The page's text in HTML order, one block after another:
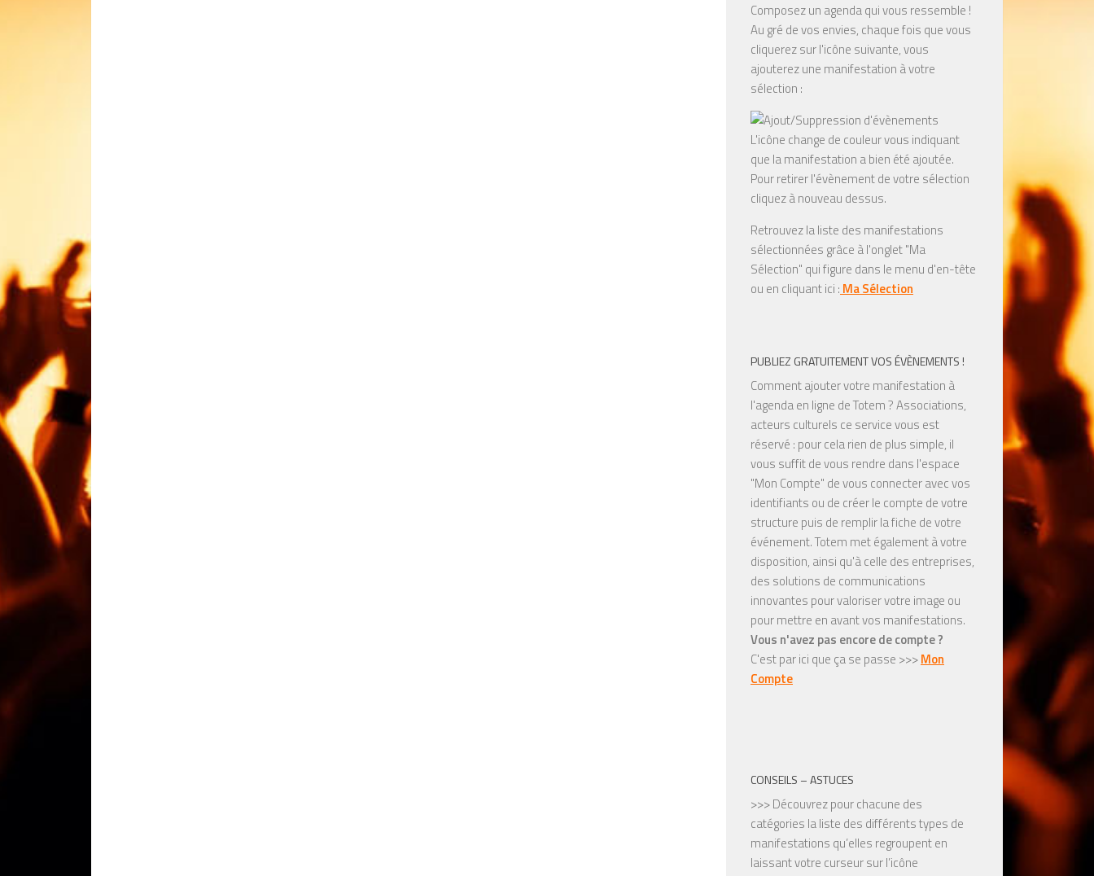
Composez un agenda qui vous ressemble !
Au gré de vos envies, chaque fois que vous
cliquerez sur l'icône suivante, vous
ajouterez une manifestation à votre
sélection :
L'icône change de couleur vous indiquant
que la manifestation a bien été ajoutée.
Pour retirer l'évènement de votre sélection
cliquez à nouveau dessus.
Retrouvez la liste des manifestations
sélectionnées grâce à l'onglet "Ma
Sélection" qui figure dans le menu d'en-tête
ou en cliquant ici : Ma Sélection
PUBLIEZ GRATUITEMENT VOS ÉVÈNEMENTS !
Comment ajouter votre manifestation à
l'agenda en ligne de Totem ? Associations,
acteurs culturels ce service vous est
réservé : pour cela rien de plus simple, il
vous suffit de vous rendre dans l'espace
"Mon Compte" de vous connecter avec vos
identifiants ou de créer le compte de votre
structure puis de remplir la fiche de votre
événement. Totem met également à votre
disposition, ainsi qu'à celle des entreprises,
des solutions de communications
innovantes pour valoriser votre image ou
pour mettre en avant vos manifestations.
Vous n'avez pas encore de compte ?
C'est par ici que ça se passe >>>Mon
Compte
CONSEILS – ASTUCES
>>> Découvrez pour chacune des
catégories la liste des différents types de
manifestations qu’elles regroupent en
laissant votre curseur sur l’icône